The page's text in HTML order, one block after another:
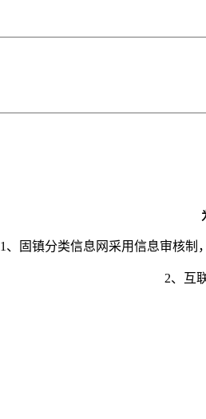
1、固镇分类信息网采用信息审核制
2、互